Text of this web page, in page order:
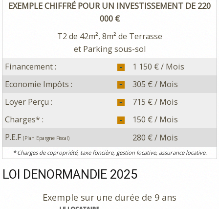
EXEMPLE CHIFFRÉ POUR UN INVESTISSEMENT DE 220
000 €
T2 de 42m², 8m² de Terrasse
et Parking sous-sol
Financement :
1 150 € / Mois
Economie Impôts :
305 € / Mois
Loyer Perçu :
715 € / Mois
Charges* :
150 € / Mois
P.E.F (Plan Epargne Fiscal) 280 € / Mois
* Charges de copropriété, taxe foncière, gestion locative, assurance locative.
LOI DENORMANDIE 2025
Exemple sur une durée de 9 ans